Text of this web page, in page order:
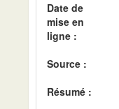
Date de
mise en
ligne :
Source :
Résumé :